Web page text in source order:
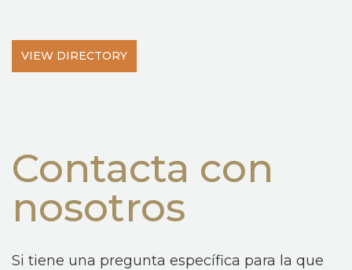
VIEW DIRECTORY
Contacta con
nosotros
Si tiene una pregunta específica para la que